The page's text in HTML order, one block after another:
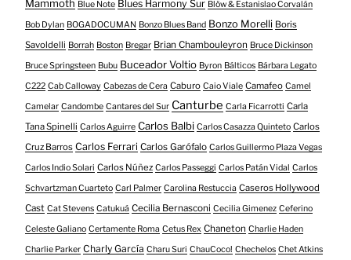
Mammoth Blue Note Blues Harmony Sur Blöw & Estanislao Corvalán
Bob Dylan BOGADOCUMAN Bonzo Blues Band Bonzo Morelli Boris
Savoldelli Borrah Boston Bregar Brian Chambouleyron Bruce Dickinson
Bruce Springsteen Bubu Buceador Voltio Byron Bálticos Bárbara Legato
C222 Cab Calloway Cabezas de Cera Caburo Caio Viale Camafeo Camel
Camelar Candombe Cantares del Sur Canturbe Carla Ficarrotti Carla
Tana Spinelli Carlos Aguirre Carlos Balbi Carlos Casazza Quinteto Carlos
Cruz Barros Carlos Ferrari Carlos Garófalo Carlos Guillermo Plaza Vegas
Carlos Indio Solari Carlos Núñez Carlos Passeggi Carlos Patán Vidal Carlos
Schvartzman Cuarteto Carl Palmer Carolina Restuccia Caseros Hollywood
Cast Cat Stevens Catukuá Cecilia Bernasconi Cecilia Gimenez Ceferino
Celeste Galiano Certamente Roma Cetus Rex Chaneton Charlie Haden
Charlie Parker Charly García Charu Suri ChauCoco! Chechelos Chet Atkins